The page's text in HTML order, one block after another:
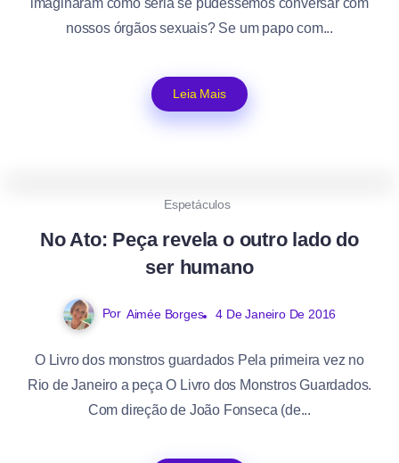
nossos órgãos sexuais? Se um papo com...
Leia Mais
Espetáculos
No Ato: Peça revela o outro lado do
ser humano
Por Aimée Borges 4 De Janeiro De 2016
O Livro dos monstros guardados Pela primeira vez no
Rio de Janeiro a peça O Livro dos Monstros Guardados.
Com direção de João Fonseca (de...